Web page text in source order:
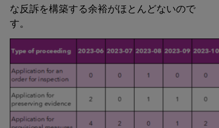
な反訴を構築する余裕がほとんどないので
す。